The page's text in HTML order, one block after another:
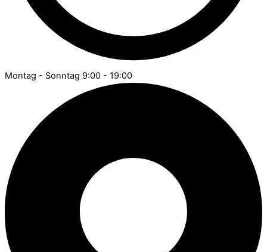
Montag - Sonntag 9:00 - 19:00